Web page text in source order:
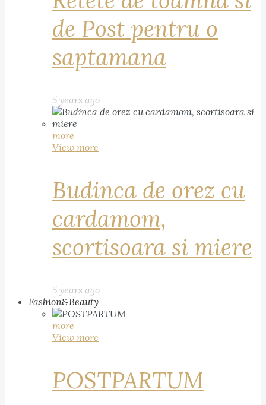
de Post pentru o
saptamana
5 years ago
more
View more
Budinca de orez cu
cardamom,
scortisoara si miere
5 years ago
Fashion&Beauty
more
View more
POSTPARTUM